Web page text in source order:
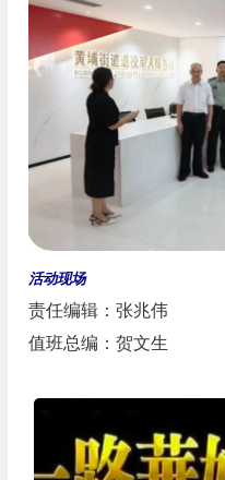
活动现场
责任编辑：张兆伟
值班总编：贺文生